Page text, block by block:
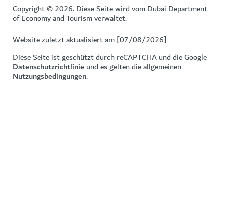
Copyright © 2026. Diese Seite wird vom Dubai Department
of Economy and Tourism verwaltet.
Website zuletzt aktualisiert am [07/08/2026]
Diese Seite ist geschützt durch reCAPTCHA und die Google
Datenschutzrichtlinie und es gelten die allgemeinen
Nutzungsbedingungen.